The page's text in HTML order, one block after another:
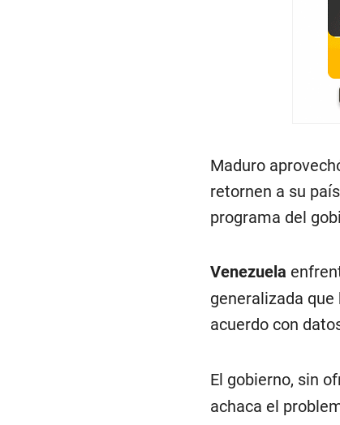
Maduro
retornen a su
programa del
Venezuela
generalizada que
acuerdo con
El gobierno, sin
achaca el